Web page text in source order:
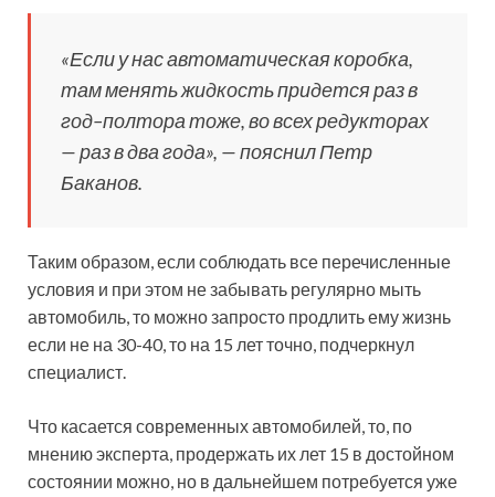
«Если у нас автоматическая коробка,
там менять жидкость придется раз в
год–полтора тоже, во всех редукторах
— раз в два года», — пояснил Петр
Баканов.
Таким образом, если соблюдать все перечисленные
условия и при этом не забывать регулярно мыть
автомобиль, то можно запросто продлить ему жизнь
если не на 30-40, то на 15 лет точно, подчеркнул
специалист.
Что касается современных автомобилей, то, по
мнению эксперта, продержать их лет 15 в достойном
состоянии можно, но в дальнейшем потребуется уже